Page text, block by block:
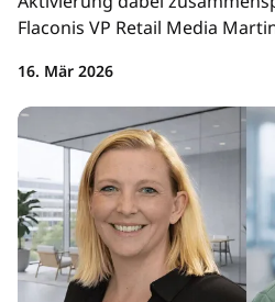
Flaconis VP Retail Media
16. Mär 2026